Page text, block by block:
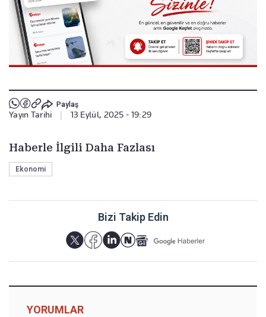
Paylaş
Yayın Tarihi 13 Eylül, 2025 - 19:29
Haberle İlgili Daha Fazlası
Ekonomi
Bizi Takip Edin
YORUMLAR